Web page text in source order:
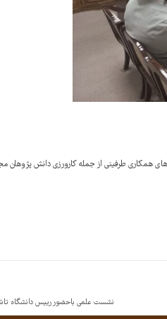
در زمینه های همکاری طرفینی از جمله کارورزی دانش
نشست علمی باحضور رییس دانشگاه